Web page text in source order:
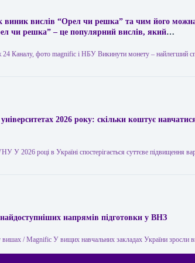
виник вислів “Орел чи решка” та чим його
чи решка” – це популярний вислів, який
випадкового вибору або вирішення суперечки за
походження пов’язане з давньою традицією,
орла, а на іншій – герб міста чи інший символ,
рішення іншим шляхом. Він широко
та кіно. Якщо ви хочете замінити вислів
24 Каналу, фото magnific і НБУ Викинути монету – найлегший
2026 року: скільки коштує
У 2026 році в Україні спостерігається суттєве підвищення
напрямів підготовки у ВНЗ
вишах / Magnific У вищих навчальних закладах України зросли